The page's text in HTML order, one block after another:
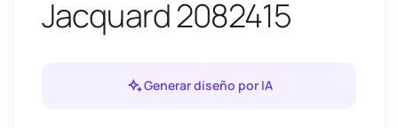
Jacquard 2082415
Generar diseño por IA